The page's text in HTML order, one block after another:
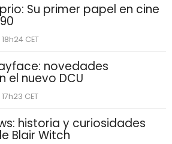
Su primer papel en cine
CET
novedades
el nuevo DCU
CET
historia y curiosidades
Blair Witch